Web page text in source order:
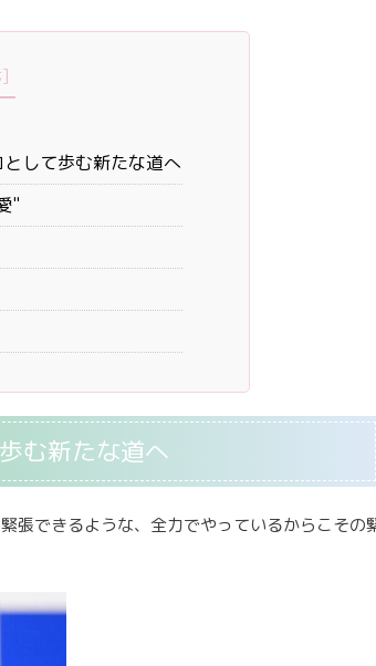
]
して歩む新たな道へ
"
む新たな道へ
張できるような、全力でやっているからこその